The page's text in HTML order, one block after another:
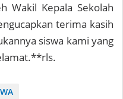
Wakil Kepala Sekolah
terima kasih
siswa kami yang